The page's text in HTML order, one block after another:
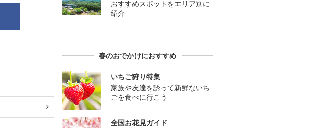
おすすめスポットをエリア別に
紹介
春のおでかけにおすすめ
いちご狩り特集
家族や友達を誘って新鮮ないち
ごを食べに行こう
全国お花見ガイド